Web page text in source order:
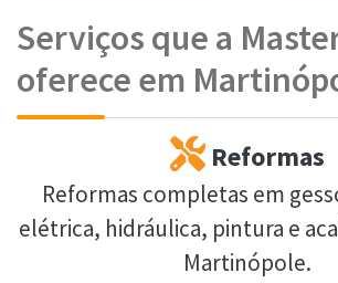
Serviços que a
oferece em
Reformas
Reformas completas em
elétrica, hidráulica, pintura e
Martinópole.